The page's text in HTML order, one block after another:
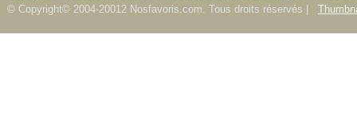
© Copyright© 2004-20012 Nosfavoris.com. Tous droits réservés |